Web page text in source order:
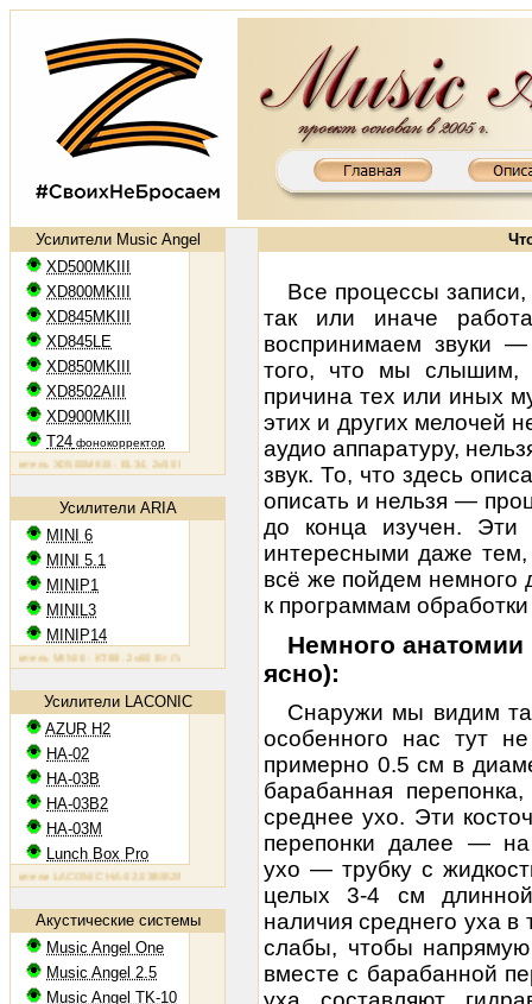
Усилители Music Angel
XD500MKIII
XD800MKIII
XD845MKIII
XD845LE
XD850MKIII
XD8502AIII
XD900MKIII
T24 фонокорректор
XD500MKIII: EL34, 2х50 ВтЛамповый усилитель XD800MKIII: KT88, 2х65 Вт Ламповый усилитель
Усилители ARIA
MINI 6
MINI 5.1
MINIP1
MINIL3
MINIP14
MINI 6: KT88, 2х60 ВтЛамповый усилитель MINIP1: 6AQ5, 2х10 ВтЛамповый усилитель MINIL3:
Усилители LACONIC
AZUR H2
HA-02
HA-03B
HA-03B2
HA-03M
Lunch Box Pro
LACONIC HA-02,03B/B2/M: 6N6P, 2х1,2 Вт на 300 Ом
Акустические системы
Music Angel One
Music Angel 2.5
Music Angel TK-10
Все процессы записи,
так или иначе
воспринимаем звуки
того, что мы
причина тех или иных
этих и других мелочей
аудио аппаратуру,
звук. То, что здесь
описать и нельзя —
до конца изучен. Эти
интересными даже
всё же пойдем немного
к программам обработки
Немного анатомии
ясно):
Снаружи мы видим
особенного нас тут
примерно 0.5 см в
барабанная
среднее ухо. Эти
перепонки далее — на
ухо — трубку с
целых 3-4 см
наличия среднего уха
слабы, чтобы
вместе с барабанной